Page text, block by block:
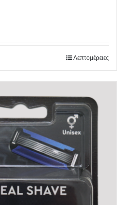
Λεπτομέρειες